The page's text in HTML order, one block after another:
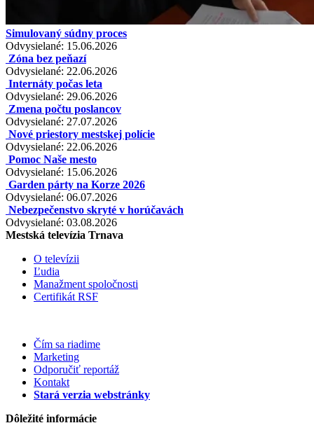
Simulovaný súdny proces
Odvysielané: 15.06.2026
Zóna bez peňazí
Odvysielané: 22.06.2026
Internáty počas leta
Odvysielané: 29.06.2026
Zmena počtu poslancov
Odvysielané: 27.07.2026
Nové priestory mestskej polície
Odvysielané: 22.06.2026
Pomoc Naše mesto
Odvysielané: 15.06.2026
Garden párty na Korze 2026
Odvysielané: 06.07.2026
Nebezpečenstvo skryté v horúčavách
Odvysielané: 03.08.2026
Mestská televízia Trnava
O televízii
Ľudia
Manažment spoločnosti
Certifikát RSF
Čím sa riadime
Marketing
Odporučiť reportáž
Kontakt
Stará verzia webstránky
Dôležité informácie